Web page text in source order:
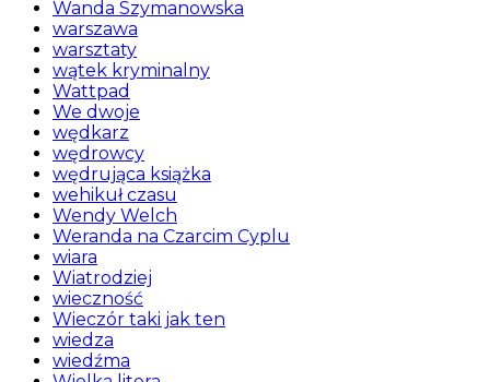
Wanda Szymanowska
warszawa
warsztaty
wątek kryminalny
Wattpad
We dwoje
wędkarz
wędrowcy
wędrująca książka
wehikuł czasu
Wendy Welch
Weranda na Czarcim Cyplu
wiara
Wiatrodziej
wieczność
Wieczór taki jak ten
wiedza
wiedźma